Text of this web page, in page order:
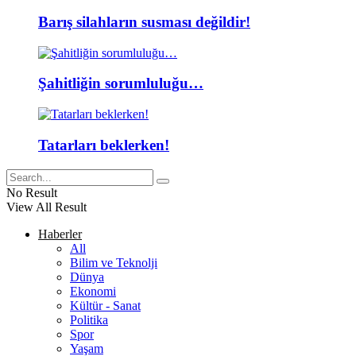
Barış silahların susması değildir!
Şahitliğin sorumluluğu…
Tatarları beklerken!
No Result
View All Result
Haberler
All
Bilim ve Teknolji
Dünya
Ekonomi
Kültür - Sanat
Politika
Spor
Yaşam